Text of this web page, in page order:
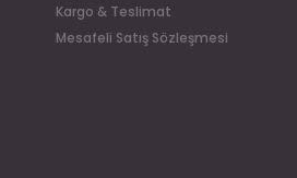
Kargo & Teslimat
Mesafeli Satış Sözleşmesi